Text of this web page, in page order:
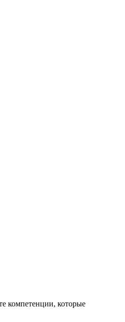
компетенции, которые